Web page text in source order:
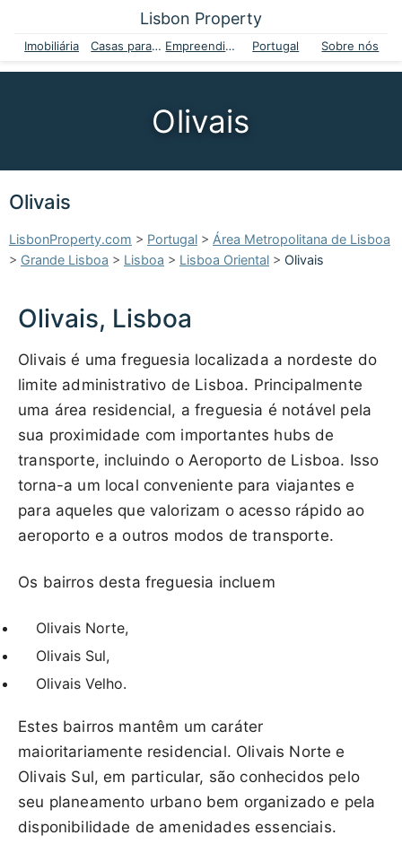
Lisbon Property
Imobiliária Casas para venda Empreendimentos Portugal Sobre nós
Olivais
Olivais
LisbonProperty.com > Portugal > Área Metropolitana de Lisboa
> Grande Lisboa > Lisboa > Lisboa Oriental > Olivais
Olivais, Lisboa
Olivais é uma freguesia localizada a nordeste do
limite administrativo de Lisboa. Principalmente
uma área residencial, a freguesia é notável pela
sua proximidade com importantes hubs de
transporte, incluindo o Aeroporto de Lisboa. Isso
torna-a um local conveniente para viajantes e
para aqueles que valorizam o acesso rápido ao
aeroporto e a outros modos de transporte.
Os bairros desta freguesia incluem
Olivais Norte,
Olivais Sul,
Olivais Velho.
Estes bairros mantêm um caráter
maioritariamente residencial. Olivais Norte e
Olivais Sul, em particular, são conhecidos pelo
seu planeamento urbano bem organizado e pela
disponibilidade de amenidades essenciais.